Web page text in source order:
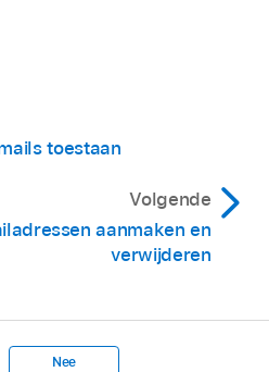
toestaan
Volgende
aanmaken en
verwijderen
Nee